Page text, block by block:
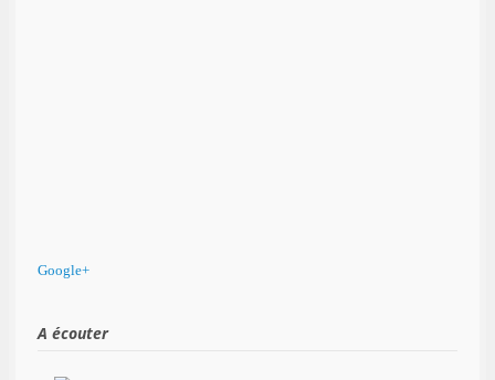
Google+
A écouter